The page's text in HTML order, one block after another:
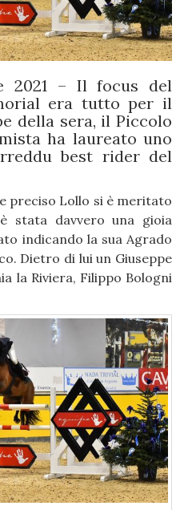
2021 – Il focus del
era tutto per il
della sera, il Piccolo
ha laureato uno
best rider del
preciso Lollo si è meritato
stata davvero una gioia
indicando la sua Agrado
Dietro di lui un Giuseppe
la Riviera, Filippo Bologni